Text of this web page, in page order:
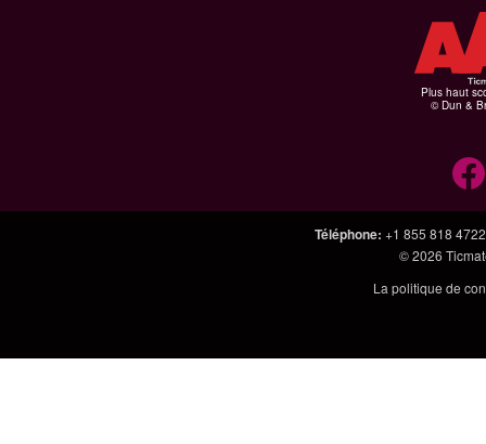
Plus haut
© Dun &
Téléphone: +1 855 818 4722
© 2026
La politique de